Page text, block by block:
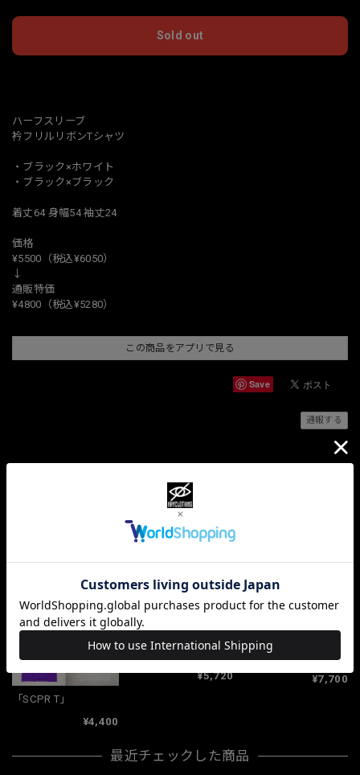
Sold out
ハーフスリーブ
衿フリルリボンTシャツ
・ブラック×ホワイト
・ブラック×ブラック
着丈64 身幅54 袖丈24
価格
¥5500（税込¥6050）
↓
通販特価
¥4800（税込¥5280）
この商品をアプリで見る
Save
通報する
関連商品
「SCPR T」
¥4,400
「TAMANNAI」
¥5,720
「夏秋在庫詰合袋B」
¥7,700
最近チェックした商品